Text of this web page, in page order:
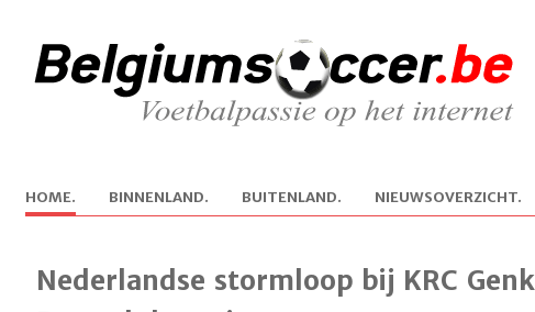
HOME. BINNENLAND. BUITENLAND. NIEUWSOVERZICHT.
Nederlandse stormloop bij KRC